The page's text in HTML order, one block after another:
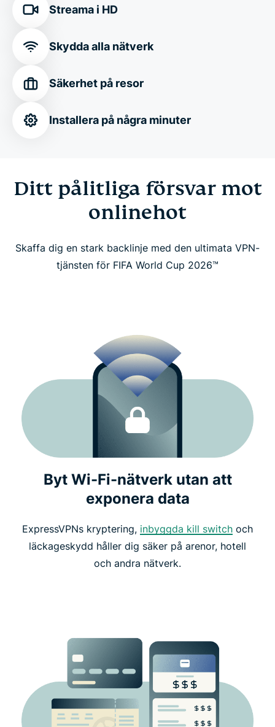
platser
Anpassa din anslutning
Ladda ner ExpressVPN på några minuter
identitetsskydd och mer
Vad våra fans runt om i världen säger om oss
Vanliga frågor
Streama i HD
Skydda alla nätverk
Säkerhet på resor
Installera på några minuter
Ditt pålitliga försvar mot
onlinehot
Skaffa dig en stark backlinje med den ultimata VPN-
tjänsten för FIFA World Cup 2026™
Byt Wi-Fi-nätverk utan att
exponera data
ExpressVPNs kryptering, inbyggda kill switch och
läckageskydd håller dig säker på arenor, hotell
och andra nätverk.